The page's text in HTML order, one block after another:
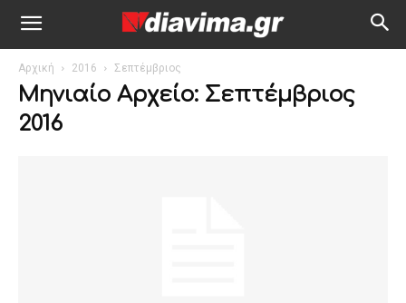
Αρχική 2016 Σεπτέμβριος
Μηνιαίο Αρχείο: Σεπτέμβριος
2016